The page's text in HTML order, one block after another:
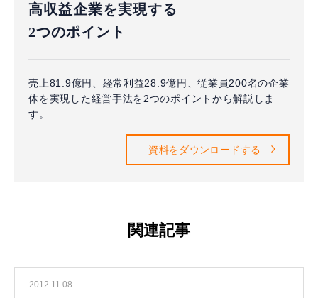
高収益企業を実現する
2つのポイント
売上81.9億円、経常利益28.9億円、従業員200名の企業
体を実現した経営手法を2つのポイントから解説しま
す。
資料をダウンロードする
関連記事
2012.11.08